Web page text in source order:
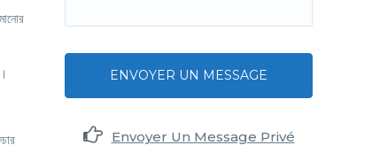
ENVOYER UN MESSAGE
Envoyer Un Message Privé